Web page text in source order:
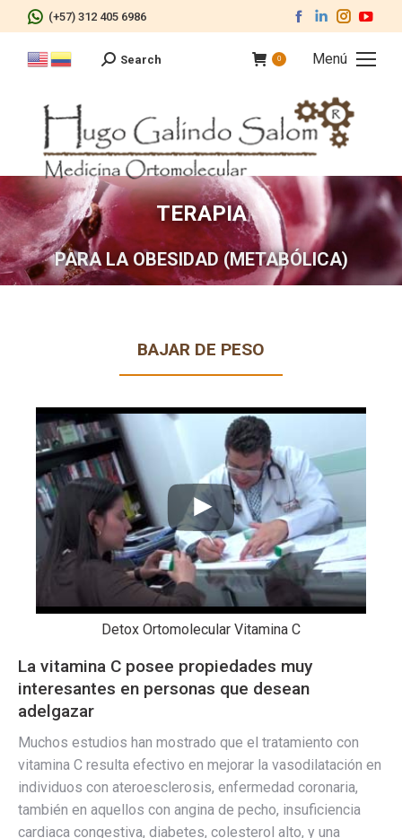
(+57) 312 405 6986
Facebook
page
opens
in
window
Linkedin
page
opens
in
window
page
opens
in
in
Menú
Buscar:
Search 0
TERAPIA
PARA LA OBESIDAD (METABÓLICA)
BAJAR DE PESO
Detox Ortomolecular Vitamina C
La vitamina C posee propiedades muy
interesantes en personas que desean
adelgazar
Muchos estudios han mostrado que el tratamiento con
vitamina C resulta efectivo en mejorar la vasodilatación en
individuos con ateroesclerosis, enfermedad coronaria,
también en aquellos con angina de pecho, insuficiencia
cardiaca congestiva, diabetes, colesterol alto, y una